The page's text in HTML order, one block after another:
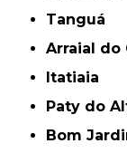
Tanguá
Arraial do
Itatiaia
Paty do
Bom